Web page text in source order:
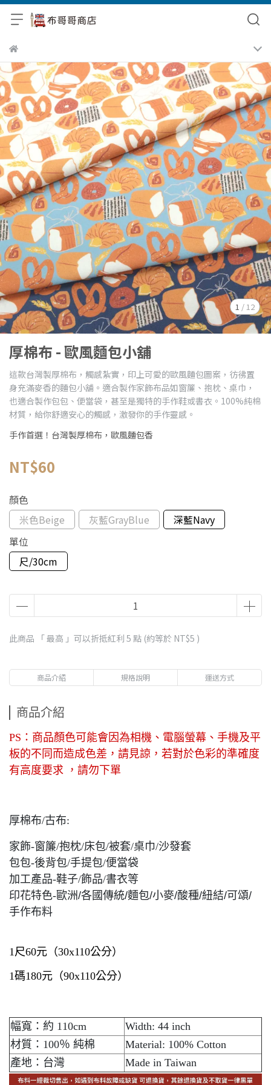
1 / 12
厚棉布 - 歐風麵包小舖
這款台灣製厚棉布，觸感紮實，印上可愛的歐風麵包圖案，彷彿置
身充滿麥香的麵包小舖。適合製作家飾布品如窗簾、抱枕、桌巾，
也適合製作包包、便當袋，甚至是獨特的手作鞋或書衣。100%純棉
材質，給你舒適安心的觸感，激發你的手作靈感。
手作首選！台灣製厚棉布，歐風麵包香
NT$60
顏色
米色Beige
灰藍GrayBlue
深藍Navy
單位
尺/30cm
此商品 「 最高 」可以折抵紅利 5 點 (約等於 NT$5 )
商品介紹 規格說明 運送方式
商品介紹
PS：商品顏色可能會因為相機、電腦螢幕、手機及平
板的不同而造成色差，請見諒，若對於色彩的準確度
有高度要求 ，請勿下單
厚棉布/古布:
家飾-窗簾/抱枕/床包/被套/桌巾/沙發套
包包-後背包/手提包/便當袋
加工產品-鞋子/飾品/書衣等
印花特色-歐洲/各國傳統/麵包/小麥/酸種/紐結/可頌/
手作布料
1尺60元（30x110公分）
1碼180元（90x110公分）
幅寬：約 110cm
Width: 44 inch
材質：100％ 純棉
Material: 100% Cotton
產地：台灣
Made in Taiwan